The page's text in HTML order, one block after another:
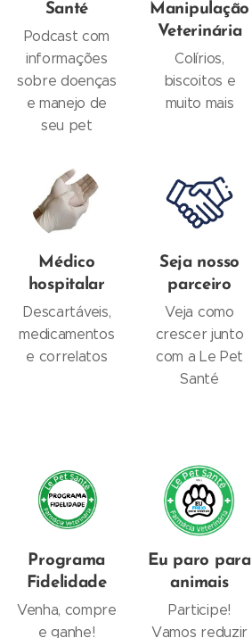
Santé
Podcast com
informações
sobre doenças
e manejo de
seu pet
Manipulação
Veterinária
Colírios,
biscoitos e
muito mais
Médico
hospitalar
Descartáveis,
medicamentos
e correlatos
Seja nosso
parceiro
Veja como
crescer junto
com a Le Pet
Santé
Programa
Fidelidade
Venha, compre
e ganhe!
Eu paro para
animais
Participe!
Vamos reduzir